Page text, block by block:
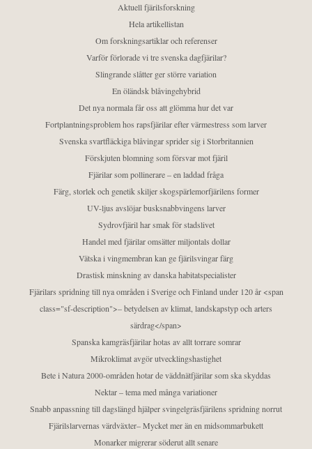
Aktuell fjärilsforskning
Hela artikellistan
Om forskningsartiklar och referenser
Varför förlorade vi tre svenska dagfjärilar?
Slingrande slåtter ger större variation
En öländsk blåvingehybrid
Det nya normala får oss att glömma hur det var
Fortplantningsproblem hos rapsfjärilar efter värmestress som larver
Svenska svartfläckiga blåvingar sprider sig i Storbritannien
Förskjuten blomning som försvar mot fjäril
Fjärilar som pollinerare – en laddad fråga
Färg, storlek och genetik skiljer skogspärlemorfjärilens former
UV-ljus avslöjar busksnabbvingens larver
Sydrovfjäril har smak för stadslivet
Handel med fjärilar omsätter miljontals dollar
Vätska i vingmembran kan ge fjärilsvingar färg
Drastisk minskning av danska habitatspecialister
Fjärilars spridning till nya områden i Sverige och Finland under 120 år <span
class="sf-description">– betydelsen av klimat, landskapstyp och arters
särdrag</span>
Spanska kamgräsfjärilar hotas av allt torrare somrar
Mikroklimat avgör utvecklingshastighet
Bete i Natura 2000-områden hotar de väddnätfjärilar som ska skyddas
Nektar – tema med många variationer
Snabb anpassning till dagslängd hjälper svingelgräsfjärilens spridning norrut
Fjärilslarvernas värdväxter– Mycket mer än en midsommarbukett
Monarker migrerar söderut allt senare